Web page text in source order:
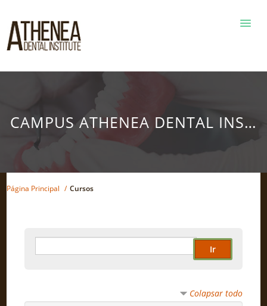
CAMPUS ATHENEA DENTAL
Página Principal / Cursos
Colapsar todo